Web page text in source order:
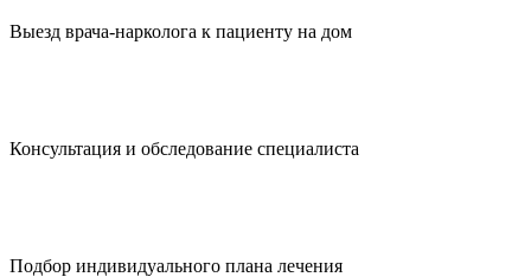
Выезд врача-нарколога к пациенту на дом
Консультация и обследование специалиста
Подбор индивидуального плана лечения